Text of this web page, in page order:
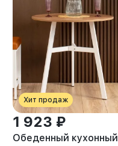
Хит продаж
1 923 ₽
Обеденный кухонный